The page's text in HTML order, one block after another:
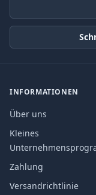
INFORMATIONEN
Über uns
Kleines
Zahlung
Versandrichtlinie